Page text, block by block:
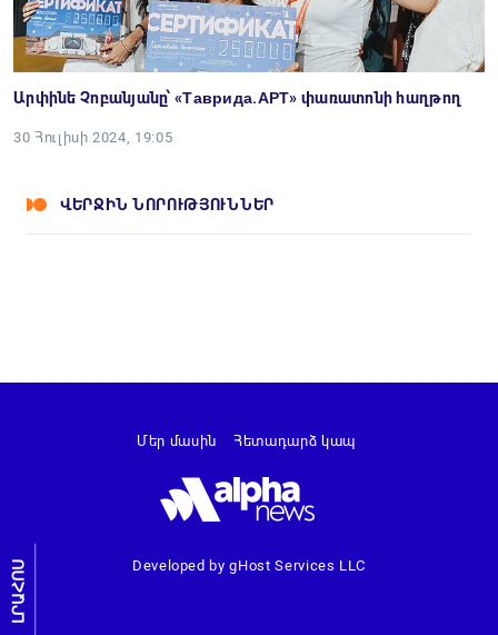
Արփինե Չոբանյանը՝ «Таврида.АРТ» փառատոնի հաղթող
30 Հուլիսի 2024, 19:05
ՎԵՐՋԻՆ ՆՈՐՈՒԹՅՈՒՆՆԵՐ
ԼՐԱՀՈՍ Developed by gHost Services LLC
Մեր մասին Հետադարձ կապ